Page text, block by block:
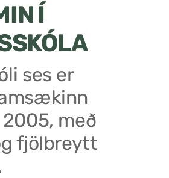
Í
ses er
með
fjölbreytt